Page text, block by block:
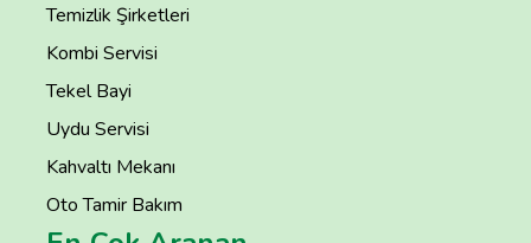
Temizlik Şirketleri
Kombi Servisi
Tekel Bayi
Uydu Servisi
Kahvaltı Mekanı
Oto Tamir Bakım